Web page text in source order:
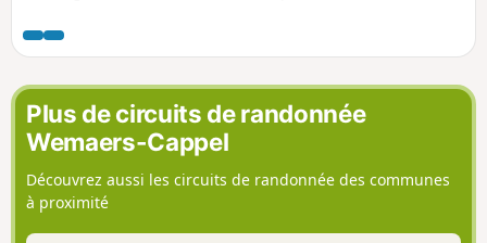
ports de plaisance ou le long de la
digue de Malo-les-Bains.
avant de rejoindre Quiestède, en passant par les Bruyères.
Retour par le Bois d'Ecques. C'est relativement plat, mais il y
a quelques zones humides (voire plus, selon le temps). En
période de chasse, éviter le dimanche, certains bois
communaux état loués à des sociétés de chasse ! Parcours
modifié et amélioré en septembre 2024 pour éviter le
parcours sur la D 190.
Plus de circuits de randonnée
Wemaers-Cappel
Découvrez aussi les circuits de randonnée des communes
à proximité